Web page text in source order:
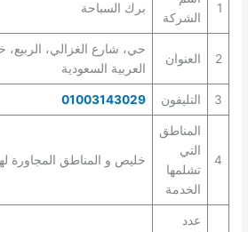
1
الشركة
برك السباحة
2 العنوان
العربية السعودية
3 التليفون 01003143029
4
المناطق
التي
تشلمها
الخدمة
خليص و المناطق المجاورة
عدد